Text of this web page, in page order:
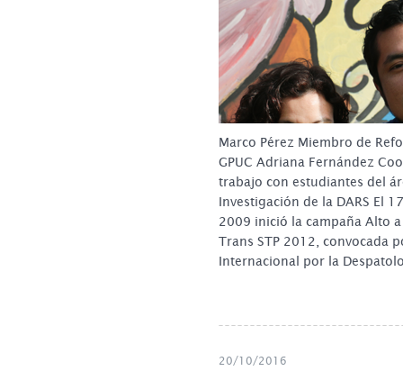
Marco Pérez Miembro de
GPUC Adriana Fernández
trabajo con estudiantes del
Investigación de la DARS El
2009 inició la campaña Alto
Trans STP 2012, convocada
Internacional por la
20/10/2016